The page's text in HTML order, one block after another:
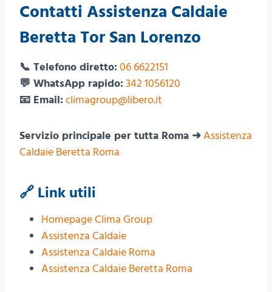
Contatti Assistenza Caldaie
Beretta Tor San Lorenzo
📞 Telefono diretto: 06 6622151
💬 WhatsApp rapido: 342 1056120
📧 Email: climagroup@libero.it
Servizio principale per tutta Roma ➜Assistenza
Caldaie Beretta Roma
🔗 Link utili
Homepage Clima Group
Assistenza Caldaie
Assistenza Caldaie Roma
Assistenza Caldaie Beretta Roma